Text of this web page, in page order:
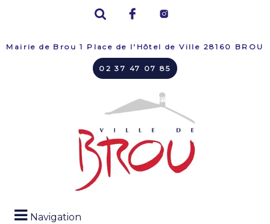
Mairie de Brou 1 Place de l'Hôtel de Ville 28160 BROU
02 37 47 07 85
Navigation